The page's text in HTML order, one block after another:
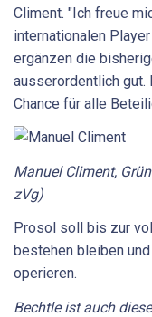
Climent. "Ich freue
internationalen
ergänzen die
ausserordentlich gut.
Chance für alle
Manuel Climent,
zVg)
Prosol soll bis zur
bestehen bleiben
operieren.
Bechtle ist auch